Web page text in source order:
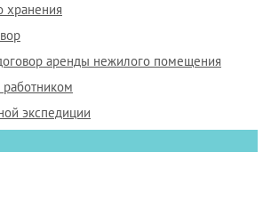
хранения
аренды нежилого помещения
работником
экспедиции